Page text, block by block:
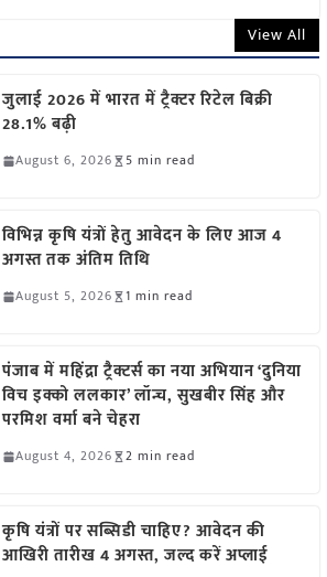
View All
जुलाई 2026 में भारत में ट्रैक्टर रिटेल बिक्री
28.1% बढ़ी
August 6, 2026 5 min read
विभिन्न कृषि यंत्रों हेतु आवेदन के लिए आज 4
अगस्त तक अंतिम तिथि
August 5, 2026 1 min read
पंजाब में महिंद्रा ट्रैक्टर्स का नया अभियान ‘दुनिया
विच इक्को ललकार’ लॉन्च, सुखबीर सिंह और
परमिश वर्मा बने चेहरा
August 4, 2026 2 min read
कृषि यंत्रों पर सब्सिडी चाहिए? आवेदन की
आखिरी तारीख 4 अगस्त, जल्द करें अप्लाई